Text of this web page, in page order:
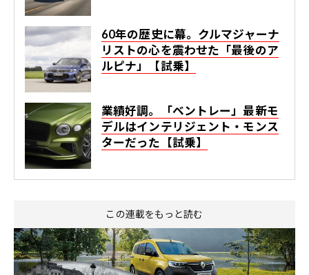
60年の歴史に幕。クルマジャーナ
リストの心を震わせた「最後のア
ルピナ」【試乗】
業績好調。「ベントレー」最新モ
デルはインテリジェント・モンス
ターだった【試乗】
この連載をもっと読む